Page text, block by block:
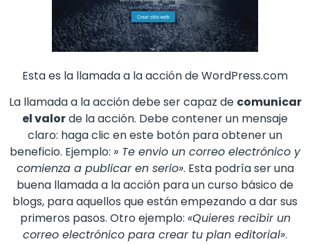
Esta es la llamada a la acción de WordPress.com
La llamada a la acción debe ser capaz de comunicar
el valorde la acción. Debe contener un mensaje
claro: haga clic en este botón para obtener un
beneficio. Ejemplo: » Te envio un correo electrónico y
comienza a publicar en serio». Esta podría ser una
buena llamada a la acción para un curso básico de
blogs, para aquellos que están empezando a dar sus
primeros pasos. Otro ejemplo: «Quieres recibir un
correo electrónico para crear tu plan editorial».